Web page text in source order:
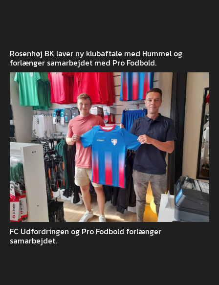
Rosenhøj BK laver ny klubaftale med Hummel og
forlænger samarbejdet med Pro Fodbold.
FC Udfordringen og Pro Fodbold forlænger
samarbejdet.